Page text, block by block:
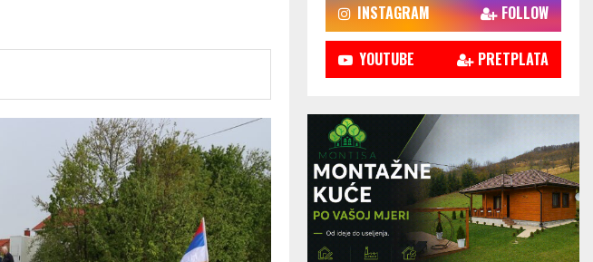
INSTAGRAM FOLLOW
YOUTUBE PRETPLATA